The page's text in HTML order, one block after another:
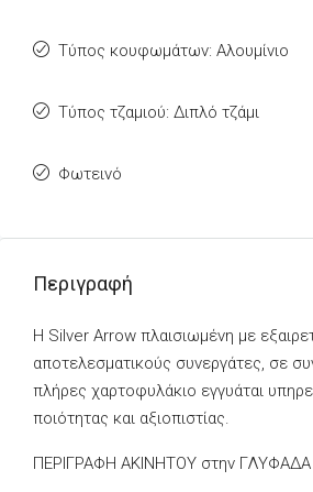
Τύπος κουφωμάτων: Αλουμίνιο
Τύπος τζαμιού: Διπλό τζάμι
Φωτεινό
Περιγραφή
Η Silver Arrow πλαισιωμένη με
αποτελεσματικούς συνεργάτες, σε
πλήρες χαρτοφυλάκιο εγγυάται
ποιότητας και αξιοπιστίας.
ΠΕΡΙΓΡΑΦΗ ΑΚΙΝΗΤΟΥ στην ΓΛΥΦΑΔΑ